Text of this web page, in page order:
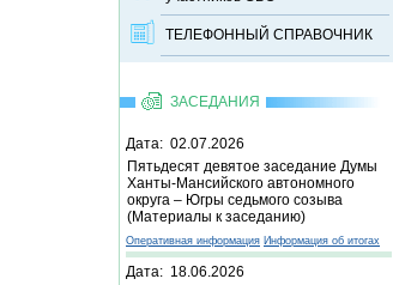
ТЕЛЕФОННЫЙ CПРАВОЧНИК
ЗАСЕДАНИЯ
Дата: 02.07.2026
Пятьдесят девятое заседание Думы
Ханты-Мансийского автономного
округа – Югры седьмого созыва
(Материалы к заседанию)
Оперативная информация Информация об итогах
Дата: 18.06.2026